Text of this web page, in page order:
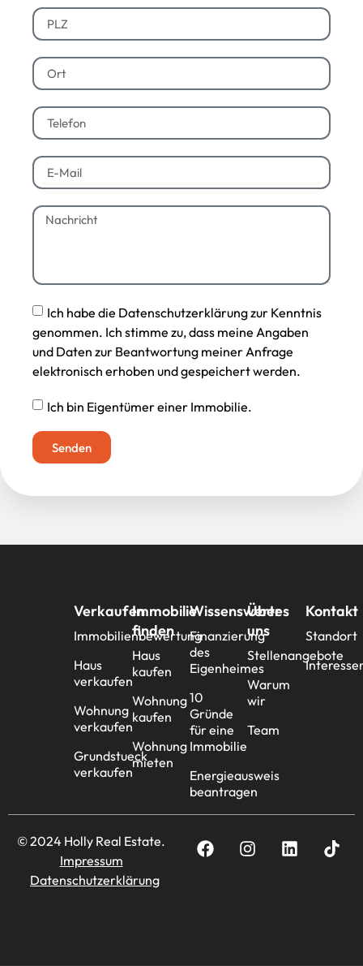
Ich habe die Datenschutzerklärung zur Kenntnis
genommen. Ich stimme zu, dass meine Angaben
und Daten zur Beantwortung meiner Anfrage
elektronisch erhoben und gespeichert werden.
Ich bin Eigentümer einer Immobilie.
Senden
Verkaufen
Immobilienbewertung
Haus
verkaufen
Wohnung
verkaufen
Grundstueck
verkaufen
Immobilie
finden
Haus
kaufen
Wohnung
kaufen
Wohnung
mieten
Wissenswertes
Finanzierung
des
Eigenheimes
10
Gründe
für eine
Immobilie
Energieausweis
beantragen
Über
uns
Stellenangebote
Warum
wir
Team
Kontakt
Standort
© 2024 Holly Real Estate.
Impressum
Datenschutzerklärung